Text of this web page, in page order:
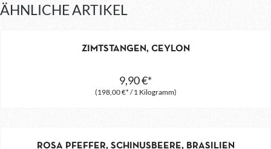
ÄHNLICHE ARTIKEL
ZIMTSTANGEN, CEYLON
(198,00 €* / 1 Kilogramm)
9,90 €*
ROSA PFEFFER, SCHINUSBEERE, BRASILIEN